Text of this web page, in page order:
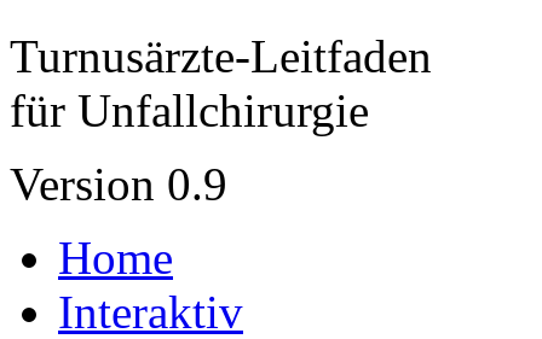
Turnusärzte-Leitfaden
für Unfallchirurgie
Version 0.9
Home
Interaktiv